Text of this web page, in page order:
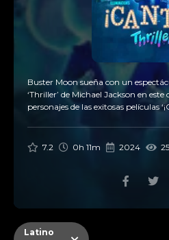
Buster Moon sueña con un
‘Thriller’ de Michael Jackson en
personajes de las exitosas películas
7.2 0h 11m 2024
Latino